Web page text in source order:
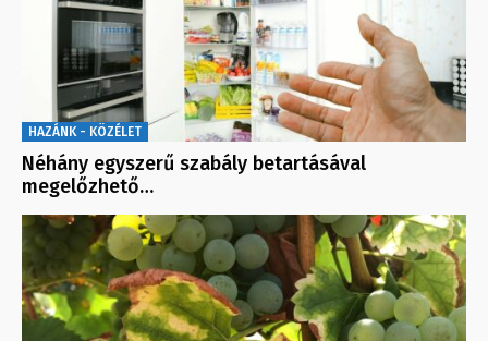
HAZÁNK - KÖZÉLET
Néhány egyszerű szabály betartásával
megelőzhető…